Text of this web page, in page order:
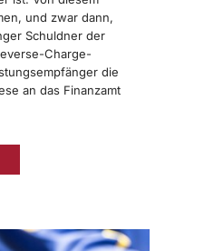
und zwar dann,
Schuldner der
Charge-
die
an das Finanzamt